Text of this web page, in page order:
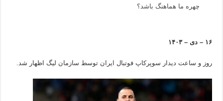
چهره ما هماهنگ باشد؟
۱۶ – دی – ۱۴۰۳
روز و ساعت دیدار سوپرکاپ فوتبال ایران توسط سازمان لیگ اظهار شد.